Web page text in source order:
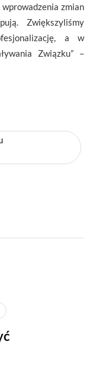
zmian
Zwiększyliśmy
a w
Związku” –